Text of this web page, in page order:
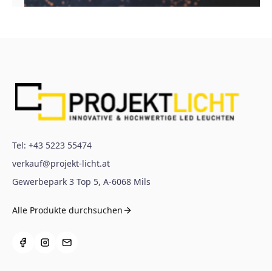
Tel: +43 5223 55474
verkauf@projekt-licht.at
Gewerbepark 3 Top 5, A-6068 Mils
Alle Produkte durchsuchen